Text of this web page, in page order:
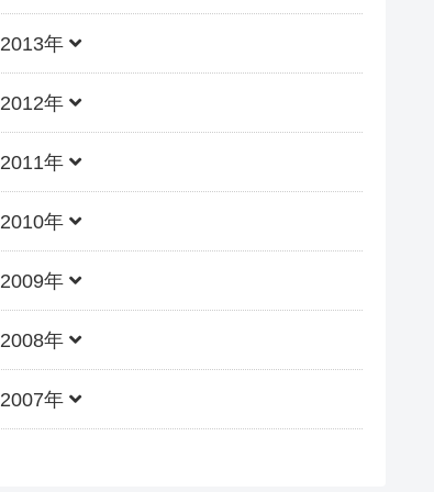
2013年
2012年
2011年
2010年
2009年
2008年
2007年